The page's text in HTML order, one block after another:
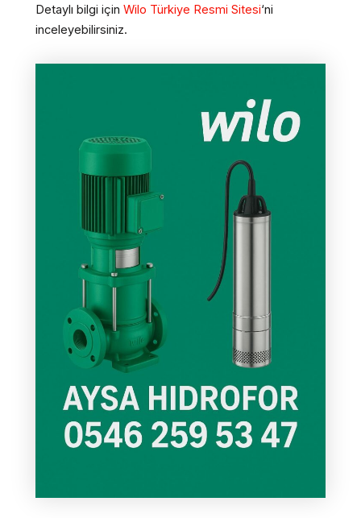
Detaylı bilgi için Wilo Türkiye Resmi Sitesi‘ni
inceleyebilirsiniz.